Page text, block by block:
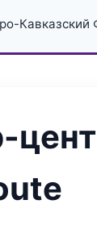
Кавказский